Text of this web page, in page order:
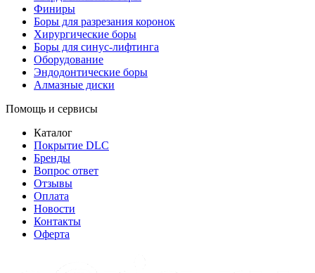
Финиры
Боры для разрезания коронок
Хирургические боры
Боры для синус-лифтинга
Оборудование
Эндодонтические боры
Алмазные диски
Помощь и сервисы
Каталог
Покрытие DLC
Бренды
Вопрос ответ
Отзывы
Оплата
Новости
Контакты
Оферта